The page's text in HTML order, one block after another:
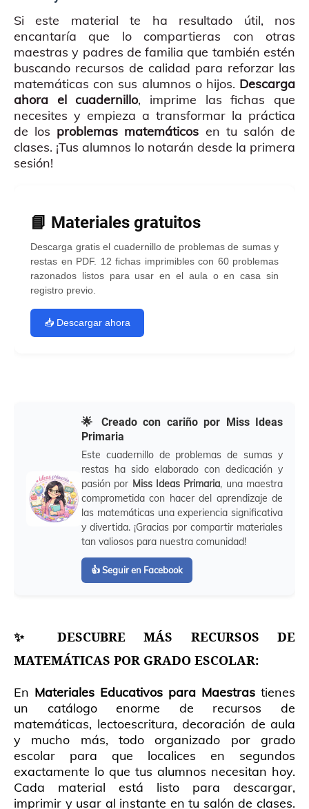
Si este material te ha resultado útil, nos
encantaría que lo compartieras con otras
maestras y padres de familia que también estén
buscando recursos de calidad para reforzar las
matemáticas con sus alumnos o hijos. Descarga
ahora el cuadernillo, imprime las fichas que
necesites y empieza a transformar la práctica
de los problemas matemáticos en tu salón de
clases. ¡Tus alumnos lo notarán desde la primera
sesión!
📘 Materiales gratuitos
Descarga gratis el cuadernillo de problemas de sumas y
restas en PDF. 12 fichas imprimibles con 60 problemas
razonados listos para usar en el aula o en casa sin
registro previo.
📥 Descargar ahora
🌟 Creado con cariño por Miss Ideas
Primaria
Este cuadernillo de problemas de sumas y
restas ha sido elaborado con dedicación y
pasión por Miss Ideas Primaria, una maestra
comprometida con hacer del aprendizaje de
las matemáticas una experiencia significativa
y divertida. ¡Gracias por compartir materiales
tan valiosos para nuestra comunidad!
👍 Seguir en Facebook
✨ DESCUBRE MÁS RECURSOS DE
MATEMÁTICAS POR GRADO ESCOLAR:
En Materiales Educativos para Maestras tienes
un catálogo enorme de recursos de
matemáticas, lectoescritura, decoración de aula
y mucho más, todo organizado por grado
escolar para que localices en segundos
exactamente lo que tus alumnos necesitan hoy.
Cada material está listo para descargar,
imprimir y usar al instante en tu salón de clases.